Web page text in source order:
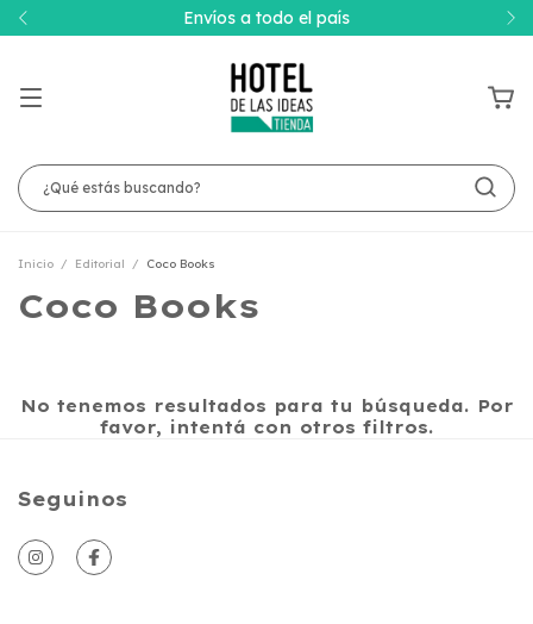
Envíos a todo el país
Inicio / Editorial / Coco Books
Coco Books
No tenemos resultados para tu búsqueda. Por
favor, intentá con otros filtros.
Seguinos